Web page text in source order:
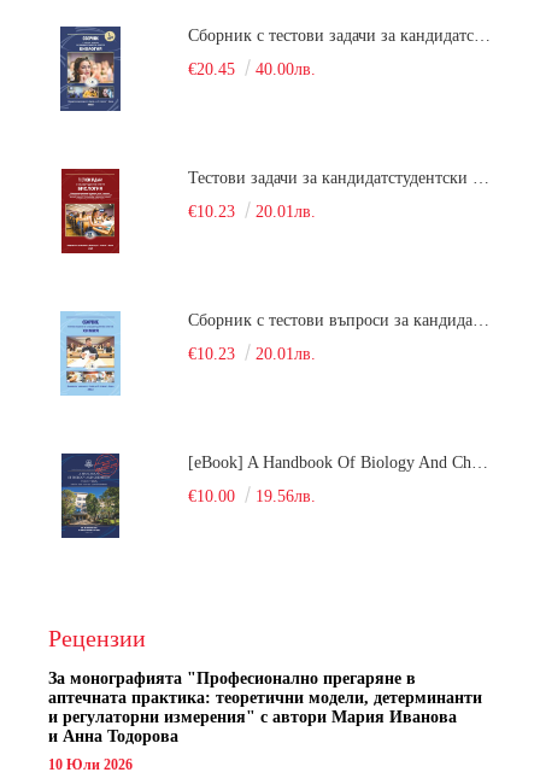
Сборник с тестови задачи за кандидатстудентски изпит по биология върху учебния материал за задължителна и профилирана подготовка, изучаван в средния курс на обучение. Част 2
€20.45
40.00лв.
Тестови задачи за кандидатстудентски изпит по биология. Сборник
€10.23
20.01лв.
Сборник с тестови въпроси за кандидатстудентски изпит по химия. 2022
€10.23
20.01лв.
[eBook] A Handbook Of Biology And Chemistry Test Items For The Entrance Tests At Medical University Of Varna (Fourth Revised Edition)
€10.00
19.56лв.
Рецензии
За монографията "Професионално прегаряне в
аптечната практика: теоретични модели, детерминанти
и регулаторни измерения" с автори Мария Иванова
и Анна Тодорова
10 Юли 2026